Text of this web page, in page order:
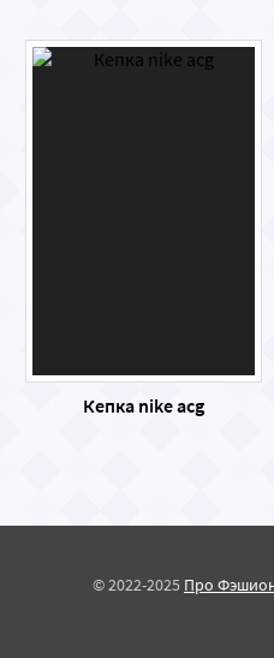
Кепка nike acg
© 2022-2025 Про